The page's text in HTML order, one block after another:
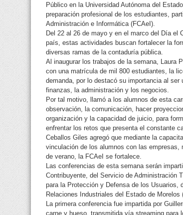
Público en la Universidad Autónoma del
preparación profesional de los estudiantes,
Administración e Informática (FCAeI).
Del 22 al 26 de mayo y en el marco del Día el
país, estas actividades buscan fortalecer la
diversas ramas de la contaduría pública.
Al inaugurar los trabajos de la semana, Laura
con una matrícula de mil 800 estudiantes, la
demanda, por lo destacó su importancia al
finanzas, la administración y los negocios.
Por tal motivo, llamó a los alumnos de esta
observación, la comunicación, hacer
organización y la capacidad de juicio, para
enfrentar los retos que presenta el constante
Ceballos Giles agregó que mediante la
vinculación de los alumnos con las
de verano, la FCAeI se fortalece.
Las conferencias de esta semana serán
Contribuyente, del Servicio de Administración
para la Protección y Defensa de los
Relaciones Industriales del Estado de Morelos
La primera conferencia fue impartida por
carne y hueso, transmitida vía streaming para